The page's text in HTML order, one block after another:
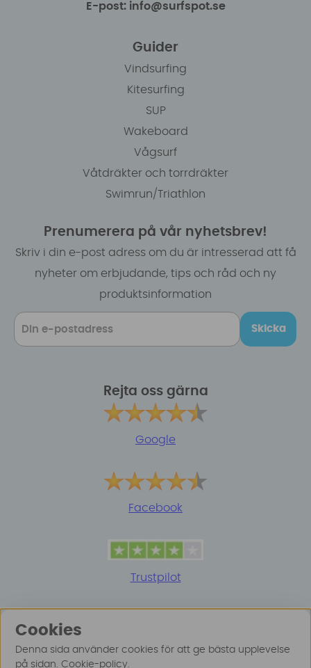
E-post: info@surfspot.se
Guider
Vindsurfing
Kitesurfing
SUP
Wakeboard
Vågsurf
Våtdräkter och torrdräkter
Swimrun/Triathlon
Prenumerera på vår nyhetsbrev!
Skriv i din e-post adress om du är intresserad att få
nyheter om erbjudande, tips och råd och ny
produktsinformation
Skicka
Rejta oss gärna
Google
Facebook
Trustpilot
Cookies
Denna sida använder cookies för att ge bästa upplevelse
på sidan. Cookie-policy.